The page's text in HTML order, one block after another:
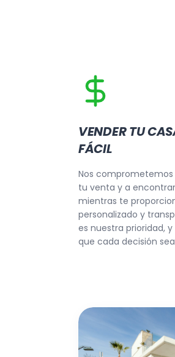
VENDER TU
FÁCIL
Nos
tu venta y a
mientras te
personalizado y
es nuestra prioridad,
que cada decisión